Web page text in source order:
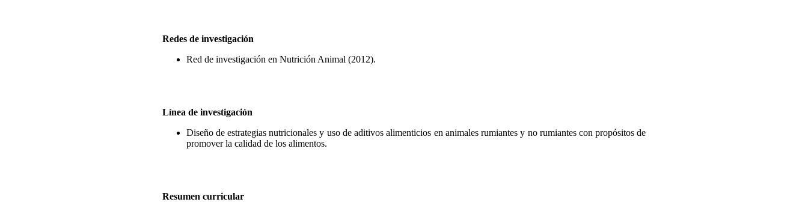
Redes de investigación
Red de investigación en Nutrición Animal (2012).
Línea de investigación
Diseño de estrategias nutricionales y uso de aditivos alimenticios en animales rumiantes y no rumiantes con propósitos de
promover la calidad de los alimentos.
Resumen curricular